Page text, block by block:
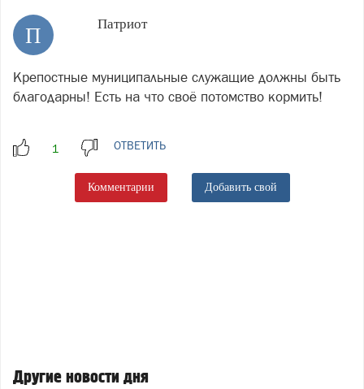
П Патриот
Крепостные муниципальные служащие должны быть
благодарны! Есть на что своё потомство кормить!
ОТВЕТИТЬ
Комментарии Добавить свой
Другие новости дня